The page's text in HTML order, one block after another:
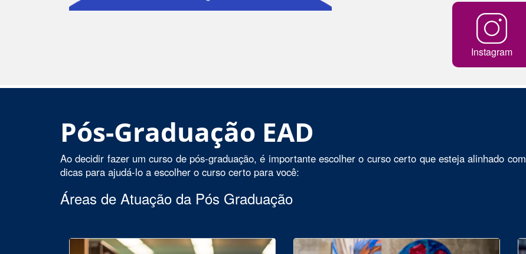
Instagram
Pós-Graduação EAD
Ao decidir fazer um curso de pós-graduação, é importante escolher o curso certo que esteja alinhado
dicas para ajudá-lo a escolher o curso certo para você:
Áreas de Atuação da Pós Graduação